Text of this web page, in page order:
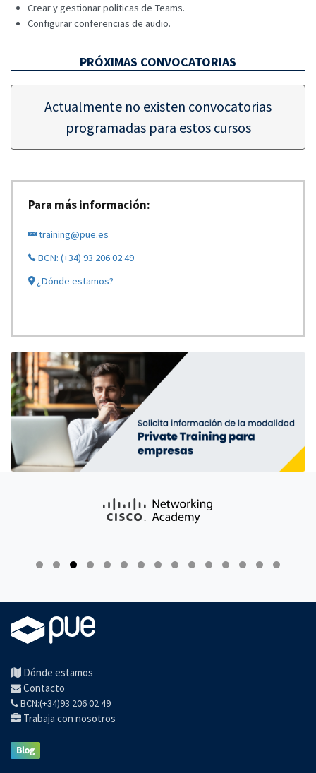
Crear y gestionar políticas de Teams.
Configurar conferencias de audio.
PRÓXIMAS CONVOCATORIAS
Actualmente no existen convocatorias
programadas para estos cursos
Para más información:
training@pue.es
BCN: (+34) 93 206 02 49
¿Dónde estamos?
Dónde estamos
Contacto
BCN:(+34)93 206 02 49
Trabaja con nosotros